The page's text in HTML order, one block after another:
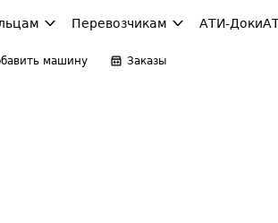
Перевозчикам АТИ-Доки
машину Заказы